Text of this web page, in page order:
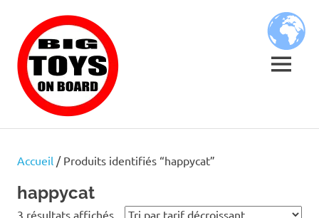
content
BOARD
POUR
ENFANTS
MENU
Accueil / Produits identifiés “happycat”
happycat
3 résultats affichés Trié